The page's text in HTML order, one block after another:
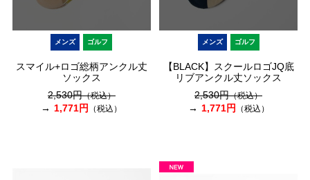
メンズ ゴルフ
スマイル+ロゴ総柄アンクル丈
ソックス
2,530円（税込）
1,771円 （税込）
メンズ ゴルフ
【BLACK】スクールロゴJQ底
リブアンクル丈ソックス
2,530円（税込）
1,771円 （税込）